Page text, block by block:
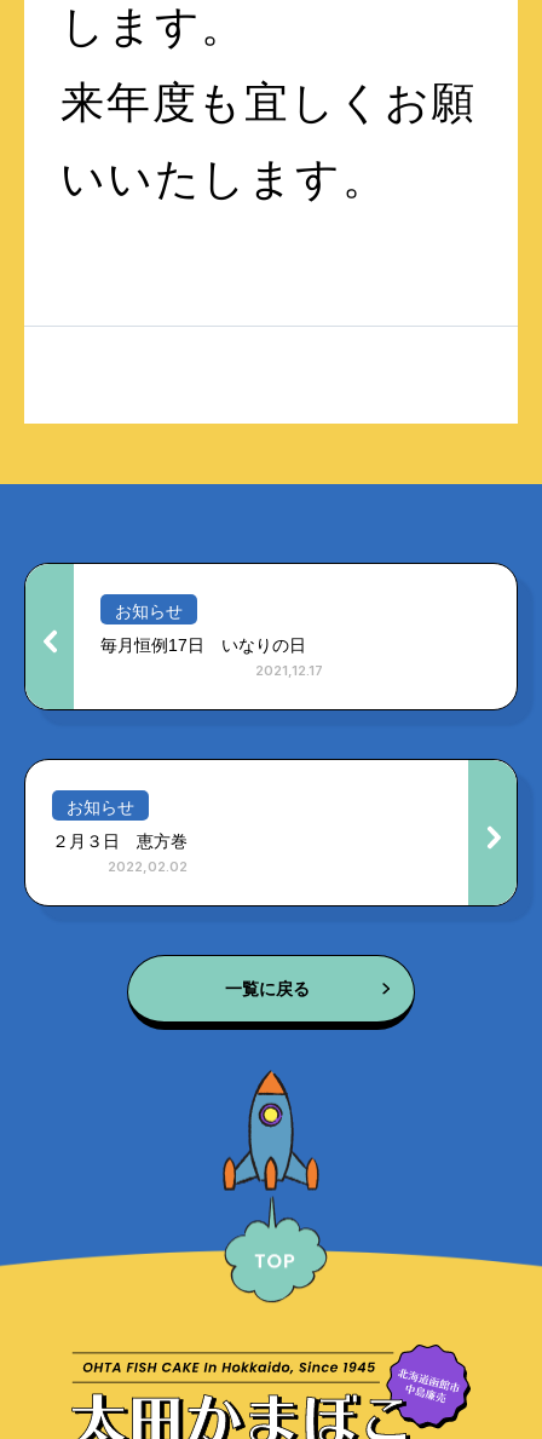
します。
来年度も宜しくお願
いいたします。
お知らせ
毎月恒例17日 いなりの日
2021,12.17
お知らせ
２月３日 恵方巻
2022,02.02
一覧に戻る